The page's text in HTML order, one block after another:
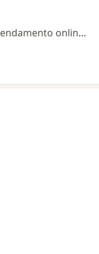
Esse especialista não oferece agendamento online para esse endereço.